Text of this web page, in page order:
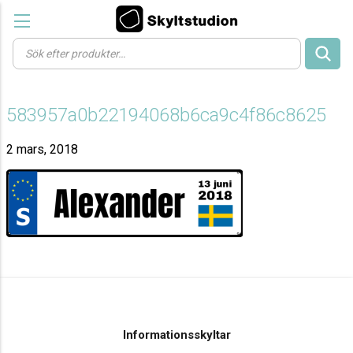
Products
search
583957a0b22194068b6ca9c4f86c8625
2 mars, 2018
Informationsskyltar